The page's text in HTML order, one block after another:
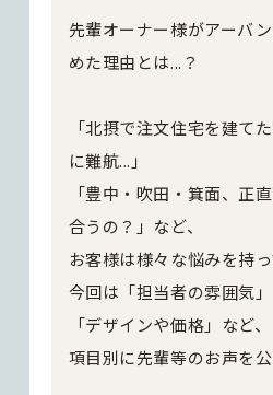
先輩オーナー様がアーバ
めた理由とは...？
「北摂で注文住宅を建て
に難航...」
「豊中・吹田・箕面、正
合うの？」など、
お客様は様々な悩みを持っ
今回は「担当者の雰囲気」
「デザインや価格」など、
項目別に先輩等のお声を